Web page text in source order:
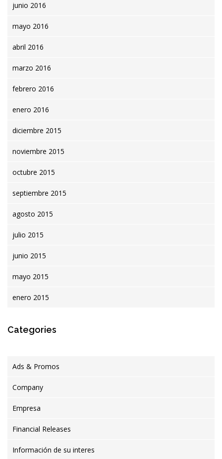
junio 2016
mayo 2016
abril 2016
marzo 2016
febrero 2016
enero 2016
diciembre 2015
noviembre 2015
octubre 2015
septiembre 2015
agosto 2015
julio 2015
junio 2015
mayo 2015
enero 2015
Categories
Ads & Promos
Company
Empresa
Financial Releases
Información de su interes